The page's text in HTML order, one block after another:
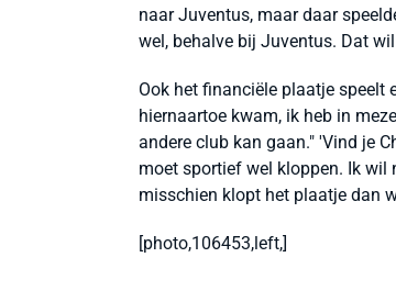
naar Juventus, maar daar
wel, behalve bij Juventus. Dat
Ook het financiële plaatje speelt
hiernaartoe kwam, ik heb in
andere club kan gaan." 'Vind je
moet sportief wel kloppen. Ik wil
misschien klopt het plaatje dan
[photo,106453,left,]